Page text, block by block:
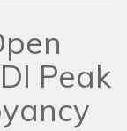
Peak